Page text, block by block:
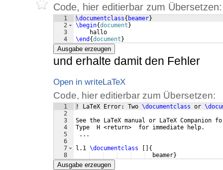
Code, hier editierbar zum Übersetzen:
1
2
3
4
\documentclass{ beamer}
\begin{document }
    hallo
\end {document }
Ausgabe erzeugen
und erhalte damit den Fehler
Open in writeLaTeX
Code, hier editierbar zum Übersetzen:
1
2
3
4
5
6
7
8
! LaTeX Error: Two \documentclass or
See the LaTeX manual or LaTeX Companion
Type  H <return>  for immediate help.
...
l.1 \documentclass
{
  beamer
}
Ausgabe erzeugen